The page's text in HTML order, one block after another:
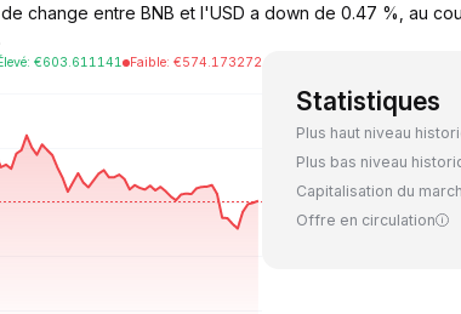
change entre BNB et l'USD a down de 0.47 %, au
: €603.611141 Faible: €574.173272
Statistiques
Plus haut niveau
Plus bas niveau
Capitalisation du
Offre en circulation